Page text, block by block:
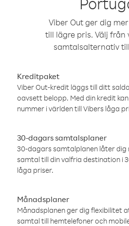
Viber Out ger dig
till lägre pris. Välj från
samtalsalternativ
Kreditpaket
Viber Out-kredit läggs till ditt
oavsett belopp. Med din kredit
nummer i världen till Vibers låga
30-dagars samtalsplaner
30-dagars samtalplanen låter dig
samtal till din valfria destination i
låga priser.
Månadsplaner
Månadsplanen ger dig flexibilitet
samtal till hemtelefoner och